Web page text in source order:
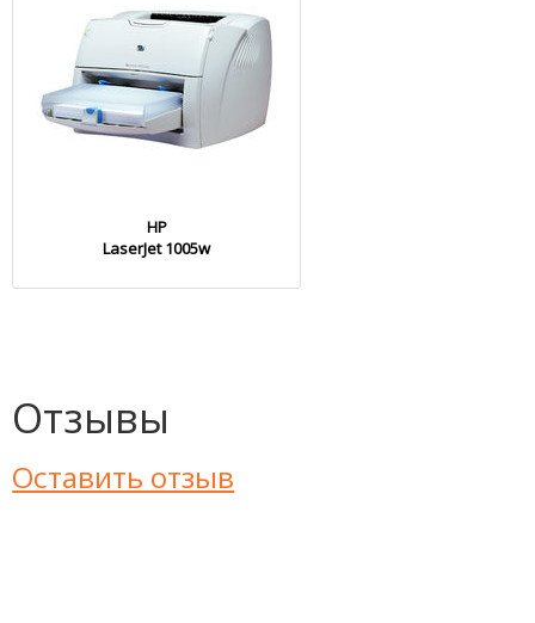
HP
LaserJet 1005w
Отзывы
Оставить отзыв